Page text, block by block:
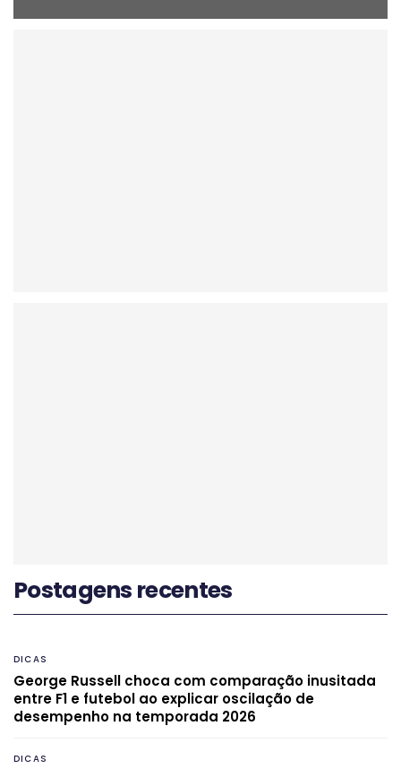
Postagens recentes
DICAS
George Russell choca com comparação inusitada
entre F1 e futebol ao explicar oscilação de
desempenho na temporada 2026
DICAS